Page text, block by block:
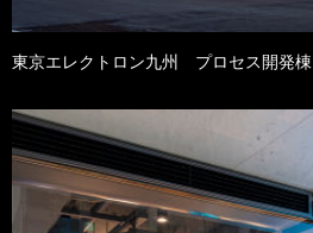
東京エレクトロン九州 プロセス開発棟